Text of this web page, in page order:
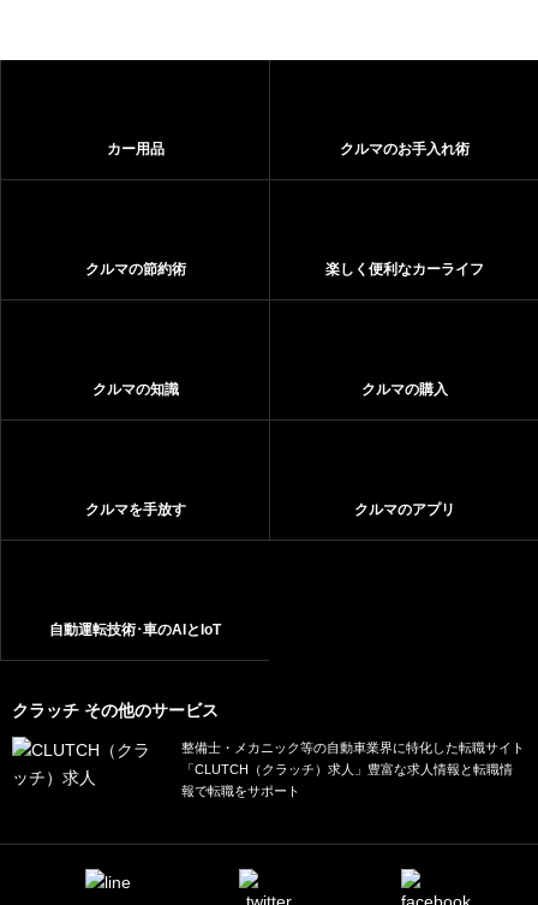
カー用品 クルマのお手入れ術
クルマの節約術 楽しく便利なカーライフ
クルマの知識 クルマの購入
クルマを手放す クルマのアプリ
自動運転技術･車のAIとIoT
クラッチ その他のサービス
整備士・メカニック等の自動車業界に特化した転職サイト
「CLUTCH（クラッチ）求人」豊富な求人情報と転職情
報で転職をサポート